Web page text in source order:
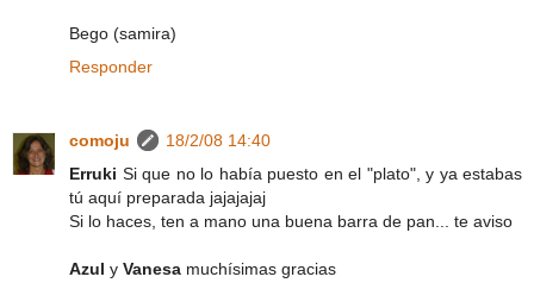
Bego (samira)
Responder
comoju
18/2/08 14:40
Erruki Si que no lo había puesto en el "plato", y ya estabas
tú aquí preparada jajajajaj
Si lo haces, ten a mano una buena barra de pan... te aviso
Azul y Vanesa muchísimas gracias